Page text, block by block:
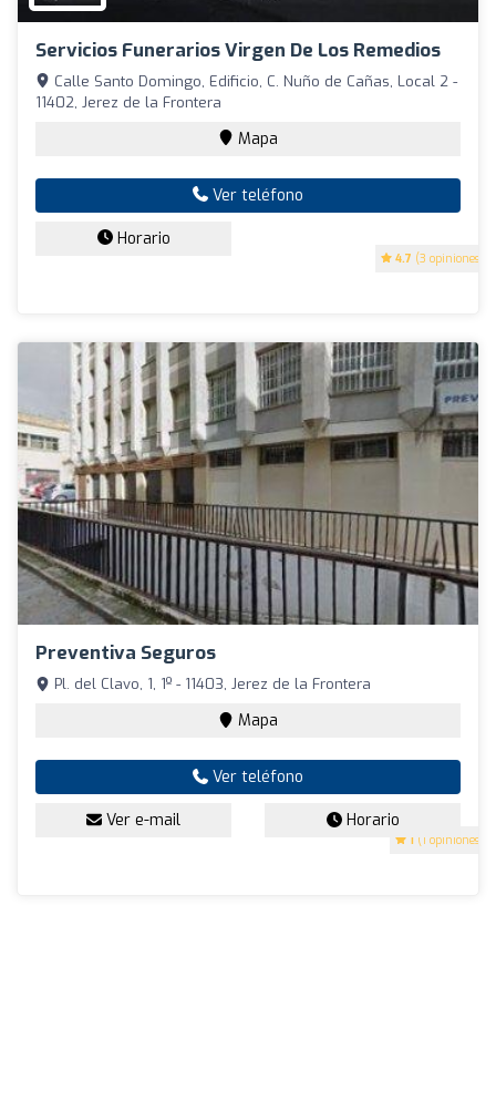
Servicios Funerarios Virgen De Los Remedios
4.7 (3 opiniones)
Calle Santo Domingo, Edificio, C. Nuño de Cañas, Local 2 -
11402, Jerez de la Frontera
Mapa
Ver teléfono
Horario
Preventiva Seguros
1 (1 opiniones)
Pl. del Clavo, 1, 1º - 11403, Jerez de la Frontera
Mapa
Ver teléfono
Ver e-mail Horario